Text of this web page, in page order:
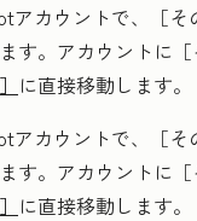
アカウントで、 ［
す。アカウントに
に直接移動します。
アカウントで、 ［
す。アカウントに
に直接移動します。